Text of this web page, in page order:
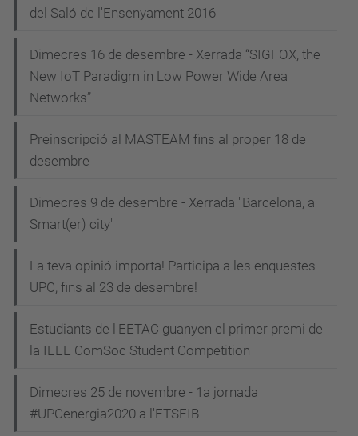
del Saló de l'Ensenyament 2016
Dimecres 16 de desembre - Xerrada “SIGFOX, the
New IoT Paradigm in Low Power Wide Area
Networks”
Preinscripció al MASTEAM fins al proper 18 de
desembre
Dimecres 9 de desembre - Xerrada "Barcelona, a
Smart(er) city"
La teva opinió importa! Participa a les enquestes
UPC, fins al 23 de desembre!
Estudiants de l'EETAC guanyen el primer premi de
la IEEE ComSoc Student Competition
Dimecres 25 de novembre - 1a jornada
#UPCenergia2020 a l'ETSEIB